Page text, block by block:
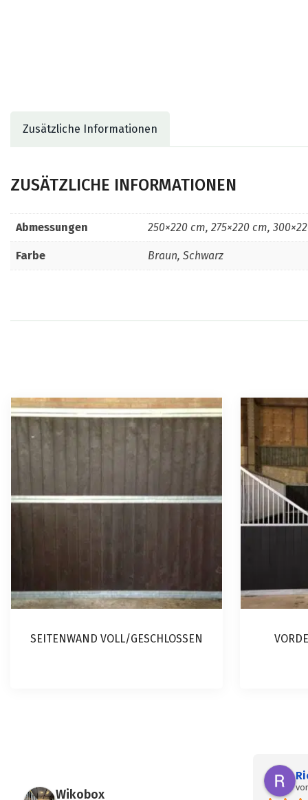
Zusätzliche Informationen
ZUSÄTZLICHE INFORMATIONEN
Abmessungen 250×220 cm, 275×220 cm,
Farbe Braun, Schwarz
SEITENWAND VOLL/GESCHLOSSEN
Wikobox